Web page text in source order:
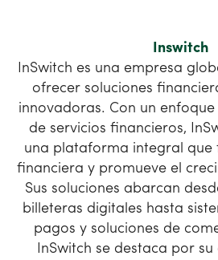
Inswitch
InSwitch es una empresa
ofrecer soluciones
innovadoras. Con un
de servicios financieros,
una plataforma integral que
financiera y promueve el
Sus soluciones abarcan
billeteras digitales hasta
pagos y soluciones de
InSwitch se destaca por